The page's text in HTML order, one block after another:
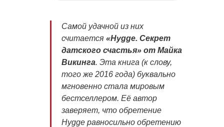
Самой удачной из них
считается «Hygge. Секрет
датского счастья» от Майка
Викинга. Эта книга (к слову,
того же 2016 года) буквально
мгновенно стала мировым
бестселлером. Её автор
заверяет, что обретение
Hygge равносильно обретению